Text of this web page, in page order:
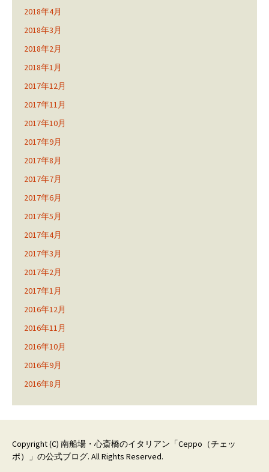
2018年4月
2018年3月
2018年2月
2018年1月
2017年12月
2017年11月
2017年10月
2017年9月
2017年8月
2017年7月
2017年6月
2017年5月
2017年4月
2017年3月
2017年2月
2017年1月
2016年12月
2016年11月
2016年10月
2016年9月
2016年8月
Copyright (C) 南船場・心斎橋のイタリアン「Ceppo（チェッ
ポ）」の公式ブログ. All Rights Reserved.